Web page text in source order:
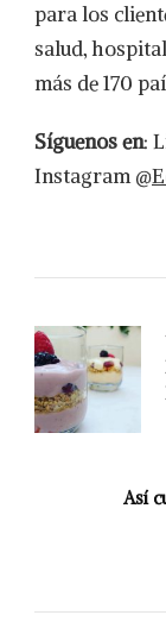
para los
salud,
más de 170
Síguenos en:
Instagram @
Así